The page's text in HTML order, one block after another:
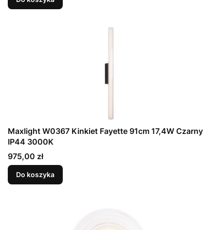
Maxlight W0367 Kinkiet Fayette 91cm 17,4W Czarny
IP44 3000K
Cena
975,00 zł
Do koszyka